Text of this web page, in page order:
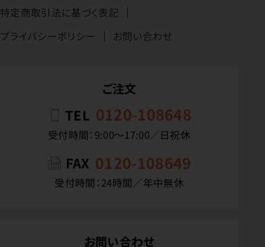
特定商取引法に基づく表記
プライバシーポリシー
お問い合わせ
ご注文
TEL 0120-108648
受付時間：9:00〜17:00／日祝休
FAX 0120-108649
受付時間：24時間／年中無休
お問い合わせ